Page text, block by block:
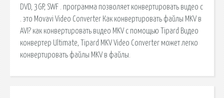
DVD, 3GP, SWF . программа позволяет конвертировать видео с
. это Movavi Video Converter Как конвертировать файлы MKV в
AVI? как конвертировать видео MKV с помощью Tipard Видео
конвертер Ultimate, Tipard MKV Video Converter может легко
конвертировать файлы MKV в файлы.